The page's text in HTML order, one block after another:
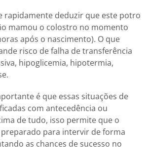
rapidamente deduzir que este potro
mamou o colostro no momento
após o nascimento). O que
risco de falha de transferência
hipoglicemia, hipotermia,
é que essas situações de
com antecedência ou
de tudo, isso permite que o
para intervir de forma
as chances de sucesso no